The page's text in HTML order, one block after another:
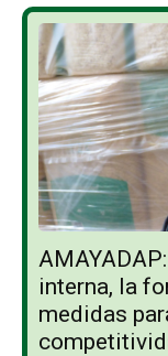
interna, la
medidas